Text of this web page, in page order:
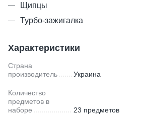
Щипцы
Турбо-зажигалка
Характеристики
Страна
производитель
Украина
Количество
предметов в
наборе
23 предметов